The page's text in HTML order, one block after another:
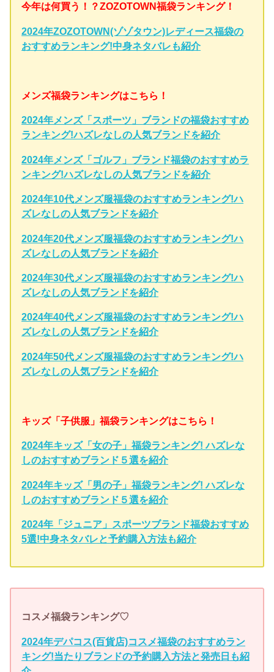
今年は何買う！？ZOZOTOWN福袋ランキング！
2024年ZOZOTOWN(ゾゾタウン)レディース福袋の
おすすめランキング!中身ネタバレも紹介
メンズ福袋ランキングはこちら！
2024年メンズ「スポーツ」ブランドの福袋おすすめ
ランキング!ハズレなしの人気ブランドを紹介
2024年メンズ「ゴルフ」ブランド福袋のおすすめラ
ンキング!ハズレなしの人気ブランドを紹介
2024年10代メンズ服福袋のおすすめランキング!ハ
ズレなしの人気ブランドを紹介
2024年20代メンズ服福袋のおすすめランキング!ハ
ズレなしの人気ブランドを紹介
2024年30代メンズ服福袋のおすすめランキング!ハ
ズレなしの人気ブランドを紹介
2024年40代メンズ服福袋のおすすめランキング!ハ
ズレなしの人気ブランドを紹介
2024年50代メンズ服福袋のおすすめランキング!ハ
ズレなしの人気ブランドを紹介
キッズ「子供服」福袋ランキングはこちら！
2024年キッズ「女の子」福袋ランキング! ハズレな
しのおすすめブランド５選を紹介
2024年キッズ「男の子」福袋ランキング! ハズレな
しのおすすめブランド５選を紹介
2024年「ジュニア」スポーツブランド福袋おすすめ
5選!中身ネタバレと予約購入方法も紹介
コスメ福袋ランキング♡
2024年デパコス(百貨店)コスメ福袋のおすすめラン
キング!当たりブランドの予約購入方法と発売日も紹